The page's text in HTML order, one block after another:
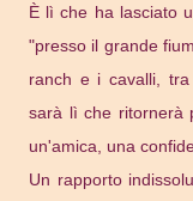
È lì che ha lasciato
"presso il grande
ranch e i cavalli,
sarà lì che ritornerà
un'amica, una
Un rapporto